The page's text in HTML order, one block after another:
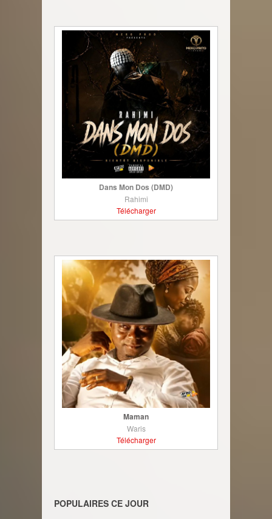
Dans Mon Dos (DMD)
Rahimi
Télécharger
Maman
Waris
Télécharger
POPULAIRES CE JOUR